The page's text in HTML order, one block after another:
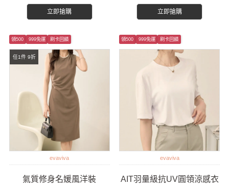
立即搶購 立即搶購
任1件 9折
領500 999免運 刷卡回饋
evaviva
氣質修身名媛風洋裝
領500 999免運 刷卡回饋
evaviva
AIT羽量級抗UV圓領涼感衣